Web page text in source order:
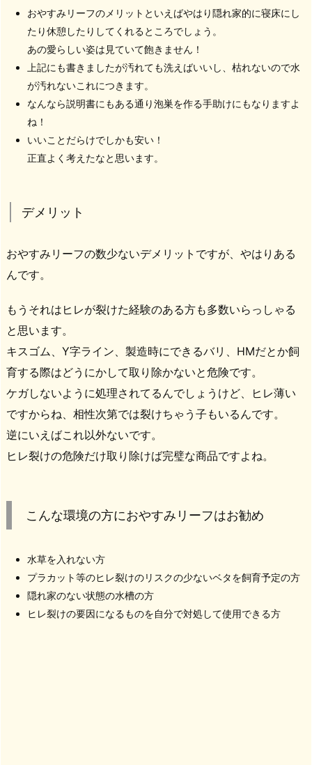
おやすみリーフのメリットといえばやはり隠れ家的に寝床にし
たり休憩したりしてくれるところでしょう。
あの愛らしい姿は見ていて飽きません！
上記にも書きましたが汚れても洗えばいいし、枯れないので水
が汚れないこれにつきます。
なんなら説明書にもある通り泡巣を作る手助けにもなりますよ
ね！
いいことだらけでしかも安い！
正直よく考えたなと思います。
デメリット
おやすみリーフの数少ないデメリットですが、やはりある
んです。
もうそれはヒレが裂けた経験のある方も多数いらっしゃる
と思います。
キスゴム、Y字ライン、製造時にできるバリ、HMだとか飼
育する際はどうにかして取り除かないと危険です。
ケガしないように処理されてるんでしょうけど、ヒレ薄い
ですからね、相性次第では裂けちゃう子もいるんです。
逆にいえばこれ以外ないです。
ヒレ裂けの危険だけ取り除けば完璧な商品ですよね。
こんな環境の方におやすみリーフはお勧め
水草を入れない方
プラカット等のヒレ裂けのリスクの少ないベタを飼育予定の方
隠れ家のない状態の水槽の方
ヒレ裂けの要因になるものを自分で対処して使用できる方